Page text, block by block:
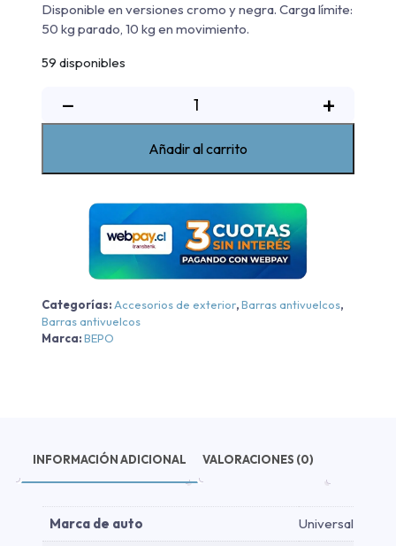
Disponible en versiones cromo y negra. Carga límite:
50 kg parado, 10 kg en movimiento.
59 disponibles
−
Sobre
Bepo
Abrazaderas
porta
farol
cantidad
+
Añadir al carrito
Categorías: Accesorios de exterior,Barras antivuelcos,
Barras antivuelcos
Marca:BEPO
INFORMACIÓN ADICIONAL VALORACIONES (0)
Marca de auto Universal